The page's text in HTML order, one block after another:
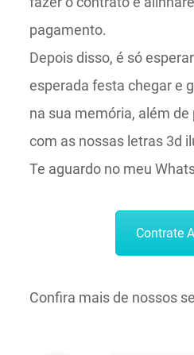
pagamento.
Depois disso, é só
esperada festa chegar e
na sua memória, além
com as nossas letras 3d
Te aguardo no meu
Contrate
Confira mais de nossos